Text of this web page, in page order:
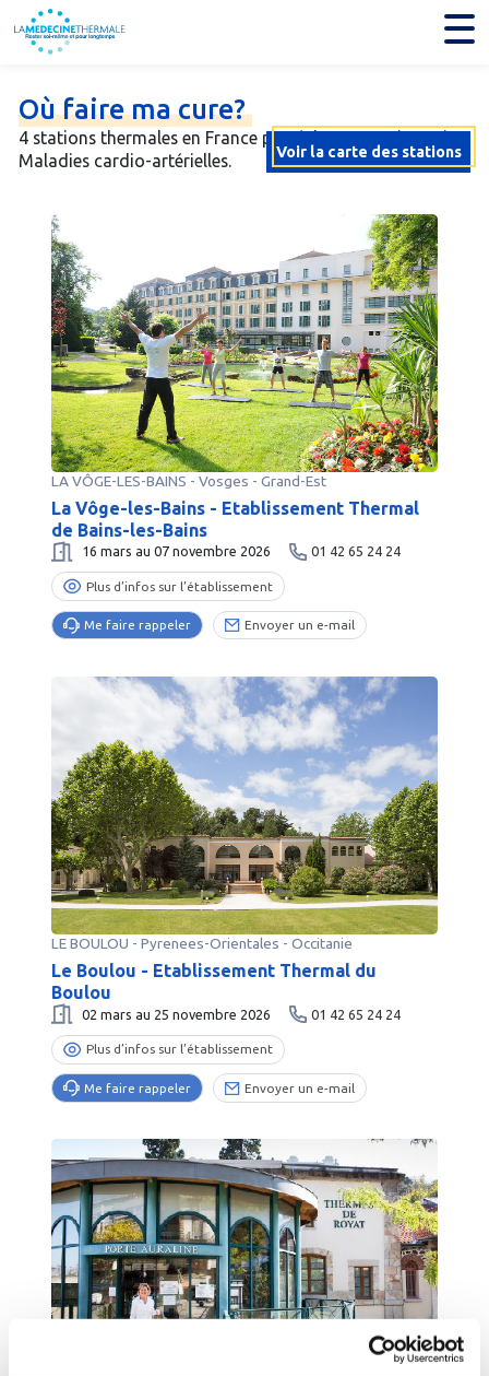
Je trouve mon établissement thermal
Oùfairemacure?
4 stations thermales en France possèdent une orientation
Maladies cardio-artérielles.
Voir la carte des stations
LA VÔGE-LES-BAINS - Vosges - Grand-Est
La Vôge-les-Bains - Etablissement Thermal
de Bains-les-Bains
16 mars au 07 novembre 2026 01 42 65 24 24
Plus d’infos sur l’établissement
Me faire rappeler Envoyer un e-mail
LE BOULOU - Pyrenees-Orientales - Occitanie
Le Boulou - Etablissement Thermal du
Boulou
02 mars au 25 novembre 2026 01 42 65 24 24
Plus d’infos sur l’établissement
Me faire rappeler Envoyer un e-mail